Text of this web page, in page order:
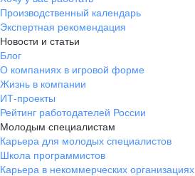
Производственный календарь
Экспертная рекомендация
Новости и статьи
Блог
О компаниях в игровой форме
Жизнь в компании
ИТ-проекты
Рейтинг работодателей России
Молодым специалистам
Карьера для молодых специалистов
Школа программистов
Карьера в некоммерческих организациях